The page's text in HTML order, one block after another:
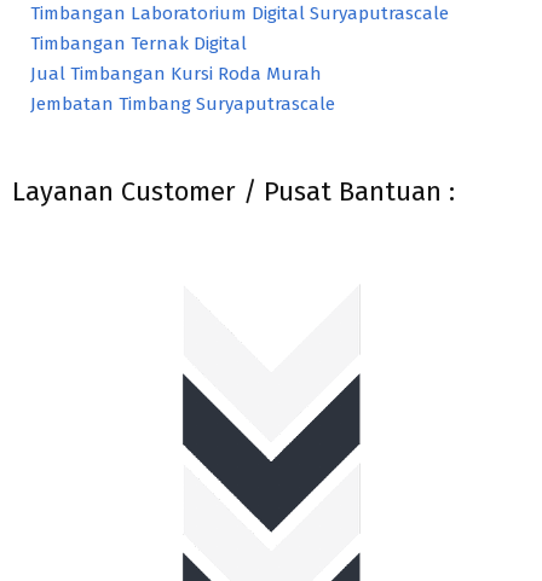
Timbangan Laboratorium Digital Suryaputrascale
Timbangan Ternak Digital
Jual Timbangan Kursi Roda Murah
Jembatan Timbang Suryaputrascale
Layanan Customer / Pusat Bantuan :